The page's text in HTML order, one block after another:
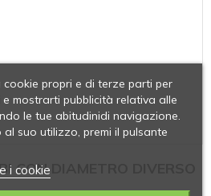
CON DIAMETRO DIVERSO
propri e di terze parti per
mostrarti pubblicità relativa alle
le tue abitudinidi navigazione.
suo utilizzo, premi il pulsante
i cookie